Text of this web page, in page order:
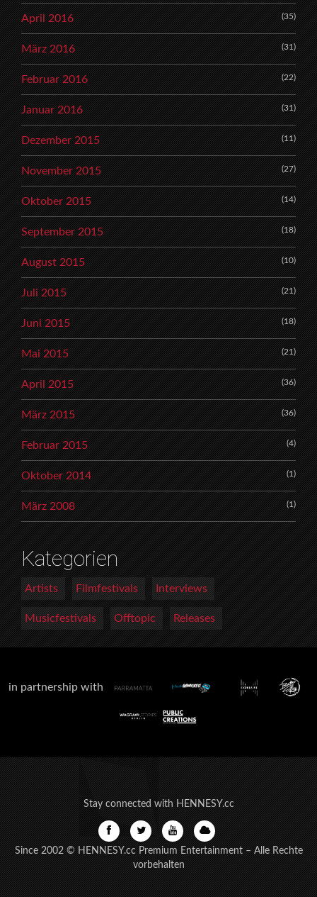
April 2016 (35)
März 2016 (31)
Februar 2016 (22)
Januar 2016 (31)
Dezember 2015 (11)
November 2015 (27)
Oktober 2015 (14)
September 2015 (18)
August 2015 (10)
Juli 2015 (21)
Juni 2015 (18)
Mai 2015 (21)
April 2015 (36)
März 2015 (36)
Februar 2015 (4)
Oktober 2014 (1)
März 2008 (1)
Kategorien
Artists Filmfestivals Interviews
Musicfestivals Offtopic Releases
in partnership with
Stay connected with HENNESY.cc
Since 2002 © HENNESY.cc Premium Entertainment – Alle Rechte
vorbehalten